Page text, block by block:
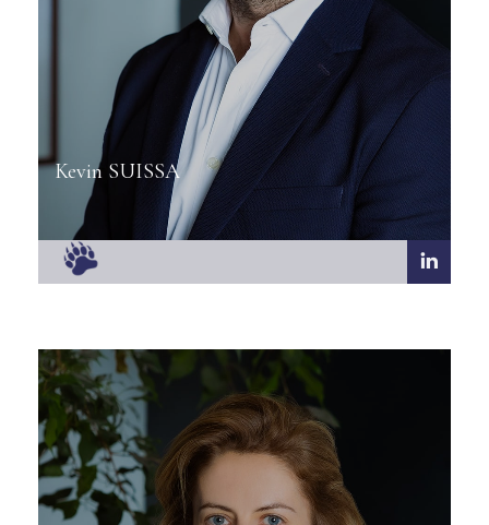
Kevin SUISSA